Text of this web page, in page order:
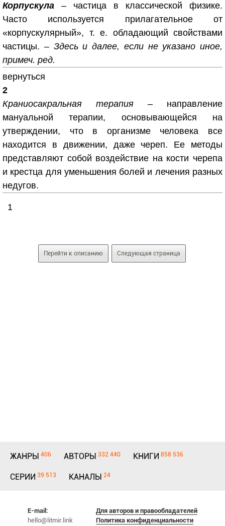
Корпускула – частица в классической физике.
Часто используется прилагательное от
«корпускулярный», т. е. обладающий свойствами
частицы. – Здесь и далее, если не указано иное,
примеч. ред.
вернуться
2
Краниосакральная терапия – направление
мануальной терапии, основывающейся на
утверждении, что в организме человека все
находится в движении, даже череп. Ее методы
представляют собой воздействие на кости черепа
и крестца для уменьшения болей и лечения разных
недугов.
1
Перейти к описанию Следующая страница
ЖАНРЫ 406 АВТОРЫ 332 440 КНИГИ 858 536
СЕРИИ 39 513 КАНАЛЫ 24
E-mail:
hello@litmir.link
Для авторов и правообладателей
Политика конфиденциальности